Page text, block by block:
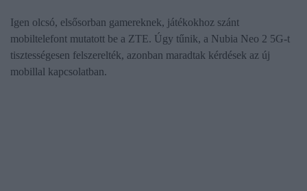
Igen olcsó, elsősorban gamereknek, játékokhoz szánt
mobiltelefont mutatott be a ZTE. Úgy tűnik, a Nubia Neo 2 5G-t
tisztességesen felszerelték, azonban maradtak kérdések az új
mobillal kapcsolatban.